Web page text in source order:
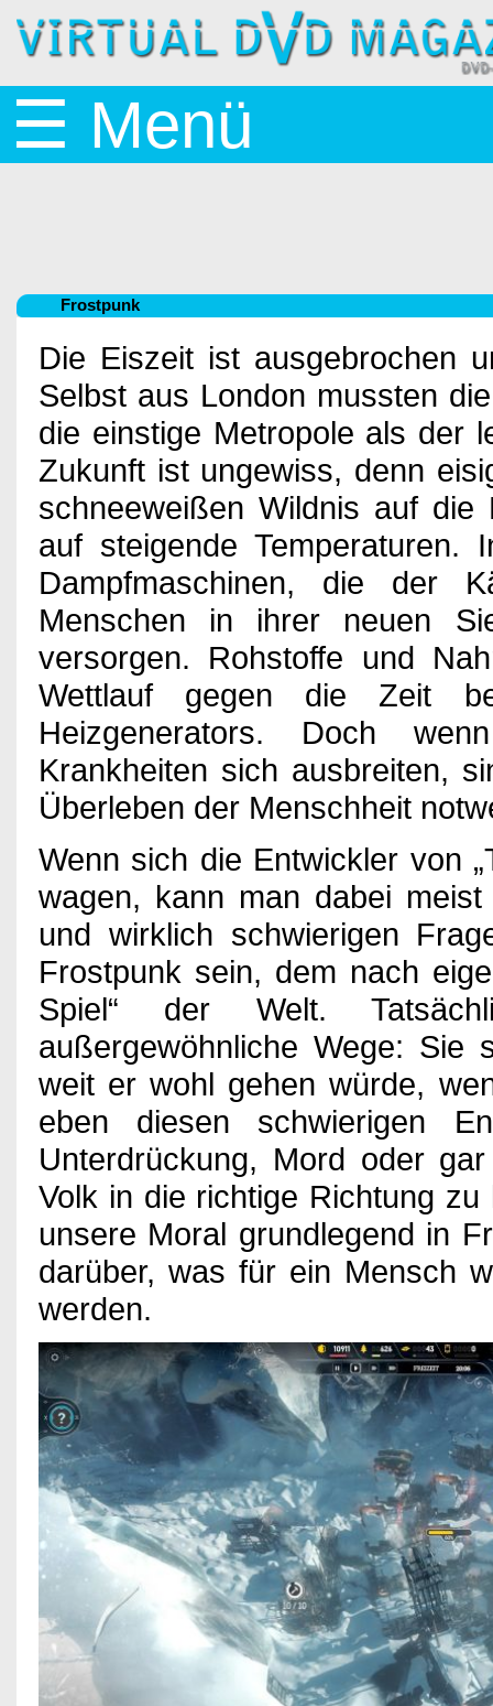
Startseite
BluRay
&
DVD
Games
Kino
Bücher
Verlosung
Partner
Impressum
☰ Menü
Frostpunk
Die Eiszeit ist ausgebrochen
Selbst aus London mussten
die einstige Metropole als der
Zukunft ist ungewiss, denn
schneeweißen Wildnis auf
auf steigende
Dampfmaschinen, die der
Menschen in ihrer neuen
versorgen. Rohstoffe und
Wettlauf gegen die Zeit
Heizgenerators. Doch
Krankheiten sich ausbreiten,
Überleben der Menschheit
Wenn sich die Entwickler von
wagen, kann man dabei
und wirklich schwierigen
Frostpunk sein, dem nach
Spiel“ der Welt.
außergewöhnliche Wege:
weit er wohl gehen würde,
eben diesen schwierigen
Unterdrückung, Mord oder
Volk in die richtige Richtung zu
unsere Moral grundlegend in
darüber, was für ein Mensch
werden.